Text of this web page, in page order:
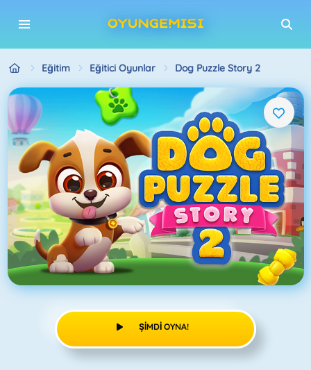
Eğitim Eğitici Oyunlar Dog Puzzle Story 2
ŞIMDI OYNA!